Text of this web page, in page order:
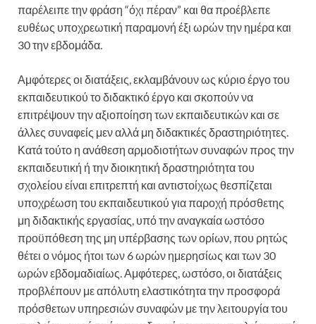
παρέλειπε την φράση “όχι πέραν” και θα προέβλεπε
ευθέως υποχρεωτική παραμονή έξι ωρών την ημέρα και
30 την εβδομάδα.
Αμφότερες οι διατάξεις, εκλαμβάνουν ως κύριο έργο του
εκπαιδευτικού το διδακτικό έργο και σκοπούν να
επιτρέψουν την αξιοποίηση των εκπαιδευτικών και σε
άλλες συναφείς μεν αλλά μη διδακτικές δραστηριότητες.
Κατά τούτο η ανάθεση αρμοδιοτήτων συναφών προς την
εκπαιδευτική ή την διοικητική δραστηριότητα του
σχολείου είναι επιτρεπτή και αντιστοίχως θεσπίζεται
υποχρέωση του εκπαιδευτικού για παροχή πρόσθετης
μη διδακτικής εργασίας, υπό την αναγκαία ωστόσο
προϋπόθεση της μη υπέρβασης των ορίων, που ρητώς
θέτει ο νόμος ήτοι των 6 ωρών ημερησίως και των 30
ωρών εβδομαδιαίως. Αμφότερες, ωστόσο, οι διατάξεις
προβλέπουν με απόλυτη ελαστικότητα την προσφορά
πρόσθετων υπηρεσιών συναφών με την λειτουργία του